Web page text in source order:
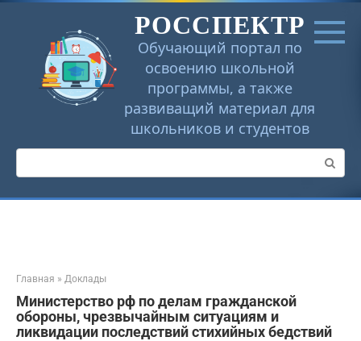
Перейти
РОССПЕКТР
Обучающий портал по
освоению школьной
программы, а также
развиващий материал для
школьников и студентов
Поиск:
Главная » Доклады
Министерство рф по делам гражданской
обороны, чрезвычайным ситуациям и
ликвидации последствий стихийных бедствий